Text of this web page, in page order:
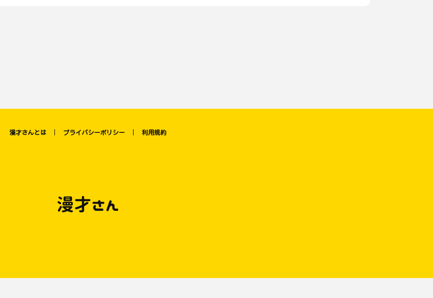
漫才さんとは プライバシーポリシー 利用規約